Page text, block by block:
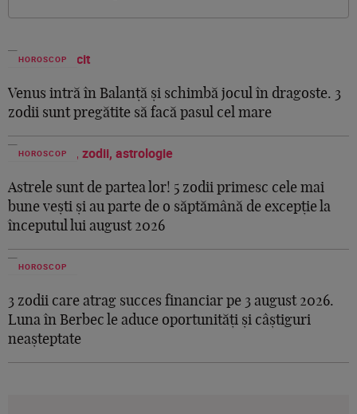
HOROSCOP
Venus intră în Balanță și schimbă jocul în dragoste. 3
zodii sunt pregătite să facă pasul cel mare
HOROSCOP
Astrele sunt de partea lor! 5 zodii primesc cele mai
bune vești și au parte de o săptămână de excepție la
începutul lui august 2026
HOROSCOP
3 zodii care atrag succes financiar pe 3 august 2026.
Luna în Berbec le aduce oportunități și câștiguri
neașteptate